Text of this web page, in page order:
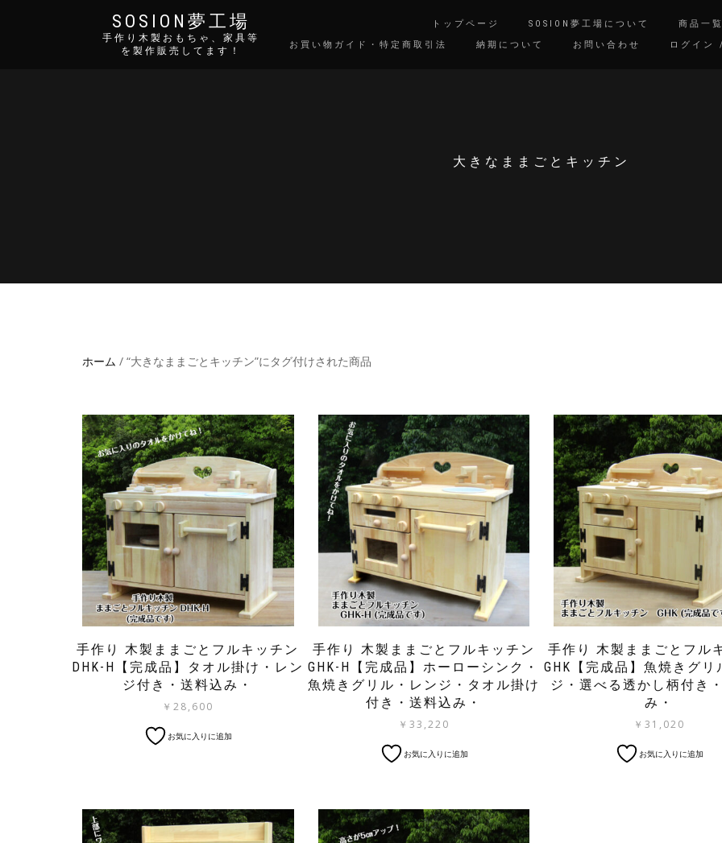
SOSION夢工場
手作り木製おもちゃ、家具等
を製作販売してます！
トップページ SOSION夢工場について 商品一覧
お買い物ガイド・特定商取引法
納期について お問い合わせ ログイン
大きなままごとキッチン
ホーム / “大きなままごとキッチン”にタグ付けされた商品
手作り 木製ままごとフルキッチン
DHK-H【完成品】タオル掛け・レン
ジ付き・送料込み・
￥28,600
お気に入りに追加
手作り 木製ままごとフルキッチン
GHK-H【完成品】ホーローシンク・
魚焼きグリル・レンジ・タオル掛け
付き・送料込み・
￥ 33,220
お気に入りに追加
手作り 木製ままごとフル
GHK【完成品】魚焼きグリ
ジ・選べる透かし柄付き
み・
￥31,020
お気に入りに追加